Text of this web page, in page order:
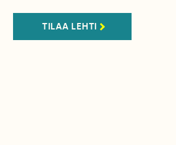
TILAA LEHTI